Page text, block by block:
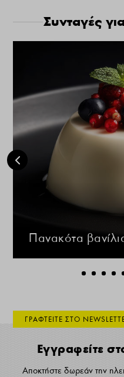
Συνταγές
Πανακότα
ΓΡΑΦΤΕΙΤΕ ΣΤΟ
Εγγραφείτε
Αποκτήστε δωρεάν την